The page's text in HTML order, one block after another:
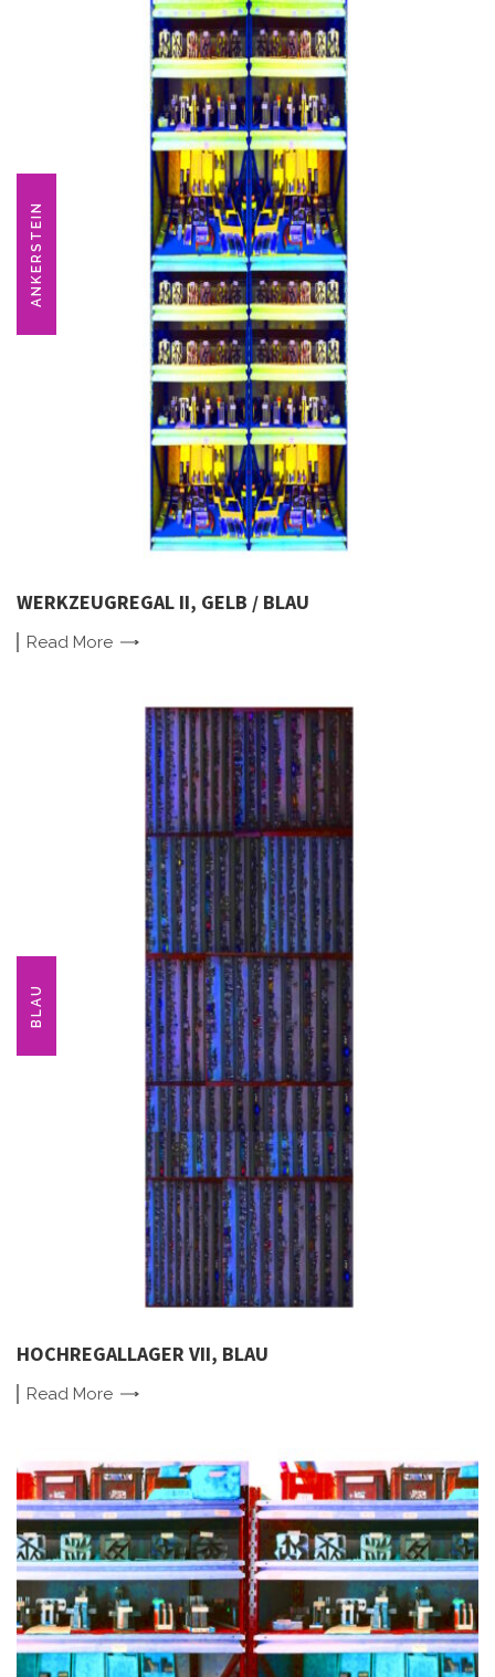
ANKERSTEIN
WERKZEUGREGAL II, GELB / BLAU
Read More
BLAU
HOCHREGALLAGER VII, BLAU
Read More